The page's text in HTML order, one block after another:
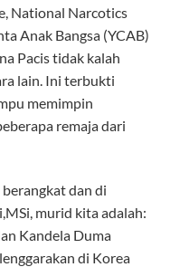
National Narcotics
Anak Bangsa (YCAB)
Pacis tidak kalah
lain. Ini terbukti
memimpin
remaja dari
dan di
murid kita adalah:
Kandela Duma
di Korea